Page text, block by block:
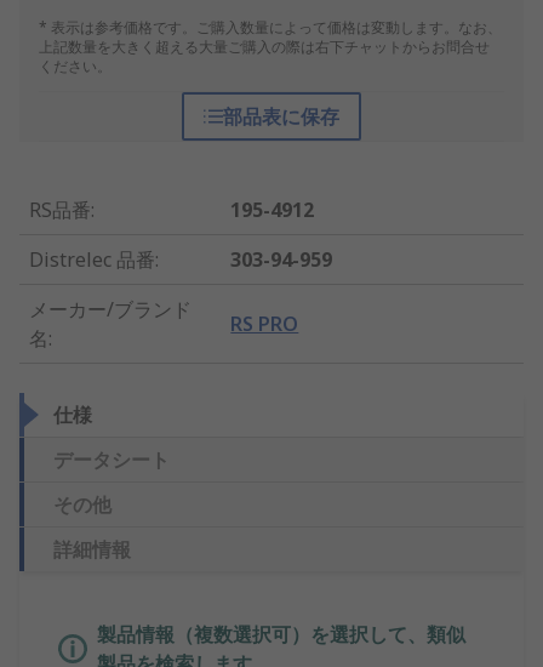
* 表示は参考価格です。ご購入数量によって価格は変動します。なお、
上記数量を大きく超える大量ご購入の際は右下チャットからお問合せ
ください。
部品表に保存
RS品番:
195-4912
Distrelec 品番:
303-94-959
メーカー/ブランド
名:
RS PRO
仕様
データシート
その他
詳細情報
製品情報（複数選択可）を選択して、類似